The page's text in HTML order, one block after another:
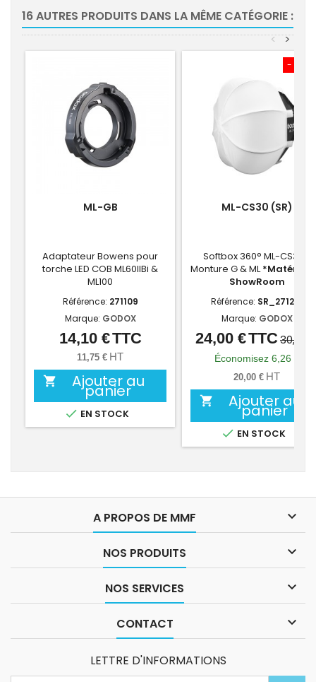
16 AUTRES PRODUITS DANS LA MÊME CATÉGORIE :
>
<
ML-GB
Adaptateur Bowens pour
torche LED COB ML60IIBi &
ML100
Référence: 271109
Marque: GODOX
Prix
14,10 €TTC
11,75 € HT
 Ajouter au
panier
 EN STOCK
- 6,26
ML-CS30 (SR)
Softbox 360° ML-CS30 -
Monture G & ML*Matériel
ShowRoom
Référence: SR_271281
Marque: GODOX
Prix
Prix
de
base
24,00 €TTC30,26
Économisez 6,26 €
20,00 € HT
 Ajouter au
panier
 EN STOCK
A PROPOS DE MMF 
NOS PRODUITS 
NOS SERVICES 
CONTACT 
LETTRE D'INFORMATIONS